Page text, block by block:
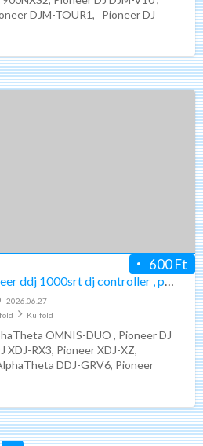
DJM-TOUR1, Pioneer DJ
600 Ft
Pioneer ddj 1000, pioneer ddj 1000srt dj controller , pioneer cdj-3000
2026.06.27
Külföld
OMNIS-DUO , Pioneer DJ
XDJ-RX3, Pioneer XDJ-XZ,
DDJ-GRV6, Pioneer